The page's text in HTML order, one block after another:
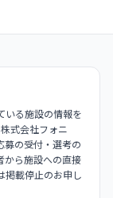
いる施設の情報を
式会社フォニ
募の受付・選考の
から施設への直接
掲載停止のお申し